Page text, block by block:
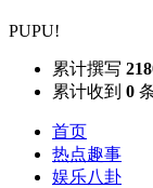
PUPU!
累计撰写
累计收到 0
首页
热点趣事
娱乐八卦